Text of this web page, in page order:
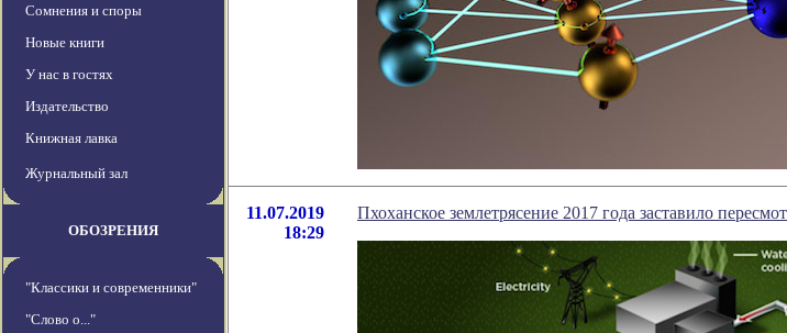
Сомнения и споры
Новые книги
У нас в гостях
Издательство
Книжная лавка
Журнальный зал
ОБОЗРЕНИЯ
"Классики и современники"
"Слово о..."
11.07.2019
18:29
Пхоханское землетрясение 2017 года заставило